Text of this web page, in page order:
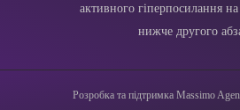
активного гіперпосилання
нижче другого
Розробка та підтримка Massimo